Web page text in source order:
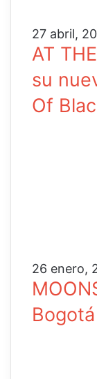
27 abril,
AT
su
Of
26 enero,